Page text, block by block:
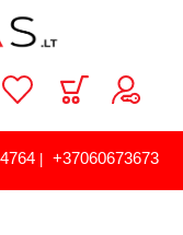
| +37060673673